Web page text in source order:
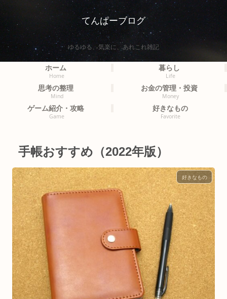
てんぱーブログ
ゆるゆる、気楽に、あれこれ雑記
ホーム
Home
暮らし
Life
思考の整理
Mind
お金の管理・投資
Money
ゲーム紹介・攻略
Game
好きなもの
Favorite
手帳おすすめ（2022年版）
好きなもの